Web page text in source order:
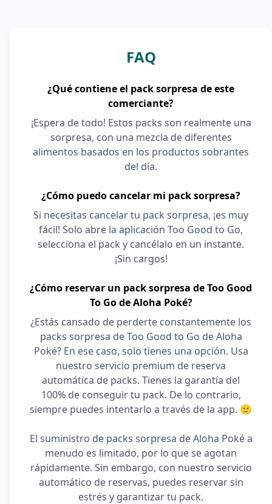
FAQ
¿Qué contiene el pack sorpresa de este
comerciante?
¡Espera de todo! Estos packs son realmente una
sorpresa, con una mezcla de diferentes
alimentos basados en los productos sobrantes
del día.
¿Cómo puedo cancelar mi pack sorpresa?
Si necesitas cancelar tu pack sorpresa, ¡es muy
fácil! Solo abre la aplicación Too Good to Go,
selecciona el pack y cancélalo en un instante.
¡Sin cargos!
¿Cómo reservar un pack sorpresa de Too Good
To Go de Aloha Poké?
¿Estás cansado de perderte constantemente los
packs sorpresa de Too Good to Go de Aloha
Poké? En ese caso, solo tienes una opción. Usa
nuestro servicio premium de reserva
automática de packs. Tienes la garantía del
100% de conseguir tu pack. De lo contrario,
siempre puedes intentarlo a través de la app. 🙂
El suministro de packs sorpresa de Aloha Poké a
menudo es limitado, por lo que se agotan
rápidamente. Sin embargo, con nuestro servicio
automático de reservas, puedes reservar sin
estrés y garantizar tu pack.